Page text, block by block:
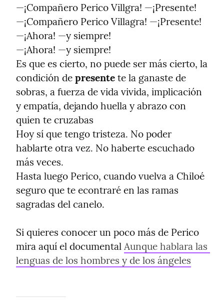
—¡Compañero Perico Villgra! —¡Presente!
—¡Compañero Perico Villagra! —¡Presente!
—¡Ahora! —y siempre!
—¡Ahora! —y siempre!
Es que es cierto, no puede ser más cierto, la
condición de presente te la ganaste de
sobras, a fuerza de vida vivida, implicación
y empatía, dejando huella y abrazo con
quien te cruzabas
Hoy sí que tengo tristeza. No poder
hablarte otra vez. No haberte escuchado
más veces.
Hasta luego Perico, cuando vuelva a Chiloé
seguro que te econtraré en las ramas
sagradas del canelo.
Si quieres conocer un poco más de Perico
mira aquí el documental Aunque hablara las
lenguas de los hombres y de los ángeles